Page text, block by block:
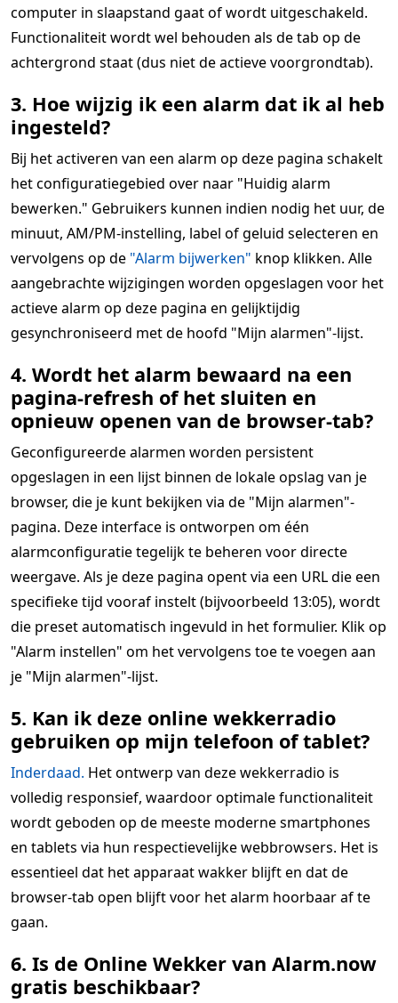
computer in slaapstand gaat of wordt uitgeschakeld.
Functionaliteit wordt wel behouden als de tab op de
achtergrond staat (dus niet de actieve voorgrondtab).
3. Hoe wijzig ik een alarm dat ik al heb
ingesteld?
Bij het activeren van een alarm op deze pagina schakelt
het configuratiegebied over naar "Huidig alarm
bewerken." Gebruikers kunnen indien nodig het uur, de
minuut, AM/PM-instelling, label of geluid selecteren en
vervolgens op de "Alarm bijwerken" knop klikken. Alle
aangebrachte wijzigingen worden opgeslagen voor het
actieve alarm op deze pagina en gelijktijdig
gesynchroniseerd met de hoofd "Mijn alarmen"-lijst.
4. Wordt het alarm bewaard na een
pagina-refresh of het sluiten en
opnieuw openen van de browser-tab?
Geconfigureerde alarmen worden persistent
opgeslagen in een lijst binnen de lokale opslag van je
browser, die je kunt bekijken via de "Mijn alarmen"-
pagina. Deze interface is ontworpen om één
alarmconfiguratie tegelijk te beheren voor directe
weergave. Als je deze pagina opent via een URL die een
specifieke tijd vooraf instelt (bijvoorbeeld 13:05), wordt
die preset automatisch ingevuld in het formulier. Klik op
"Alarm instellen" om het vervolgens toe te voegen aan
je "Mijn alarmen"-lijst.
5. Kan ik deze online wekkerradio
gebruiken op mijn telefoon of tablet?
Inderdaad. Het ontwerp van deze wekkerradio is
volledig responsief, waardoor optimale functionaliteit
wordt geboden op de meeste moderne smartphones
en tablets via hun respectievelijke webbrowsers. Het is
essentieel dat het apparaat wakker blijft en dat de
browser-tab open blijft voor het alarm hoorbaar af te
gaan.
6. Is de Online Wekker van Alarm.now
gratis beschikbaar?